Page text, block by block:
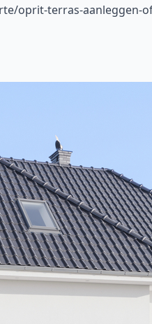
oprit-terras-aanleggen-